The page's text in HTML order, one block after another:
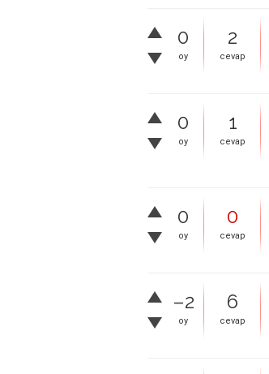
0
oy
2
cevap
0
oy
1
cevap
0
oy
0
cevap
–2
oy
6
cevap